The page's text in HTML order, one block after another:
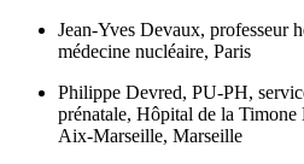
Jean-Yves Devaux, professeur
médecine nucléaire, Paris
Philippe Devred, PU-PH,
prénatale, Hôpital de la
Aix-Marseille, Marseille